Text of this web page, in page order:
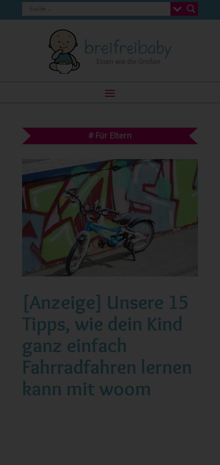
# Für Eltern
[Anzeige] Unsere 15
Tipps, wie dein Kind
ganz einfach
Fahrradfahren lernen
kann mit woom